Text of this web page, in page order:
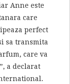
Anne este
care
perfect
sa transmita
care va
a declarat